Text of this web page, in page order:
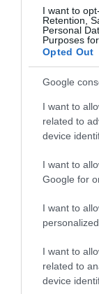
I want to
Retention,
Personal
Purposes
Opted Out
Google
I want to
related to
device
I want to
Google for
I want to
I want to
related to
device
rendkívüli
közös
fenntartása
– mondta a főtitkár.
Az új rendelet
átcímkézésére is,
Az utóbbi
bejelenteni,
élelmiszeripar